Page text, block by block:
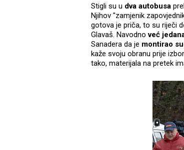
Stigli su u dva autobusa
Njihov "zamjenik
gotova je priča, to su riječi
Glavaš. Navodnoveć
Sanadera da je montirao
kaže svoju obranu prije
tako, materijala na pretek